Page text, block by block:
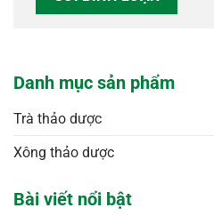
Danh mục sản phẩm
Trà thảo dược
Xông thảo dược
Bài viết nổi bật